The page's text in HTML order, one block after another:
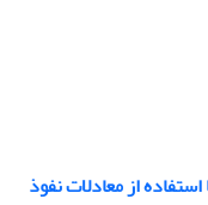
از معادلات نفوذ